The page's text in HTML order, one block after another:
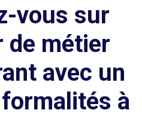
vous sur
métier
avec un
à